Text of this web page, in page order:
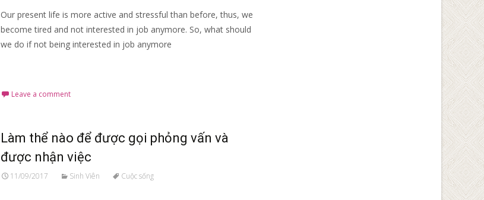
Our present life is more active and stressful than before, thus, we
become tired and not interested in job anymore. So, what should
we do if not being interested in job anymore
Leave a comment
Làm thể nào để được gọi phỏng vấn và
được nhận việc
11/09/2017 Sinh Viên Cuộc sống